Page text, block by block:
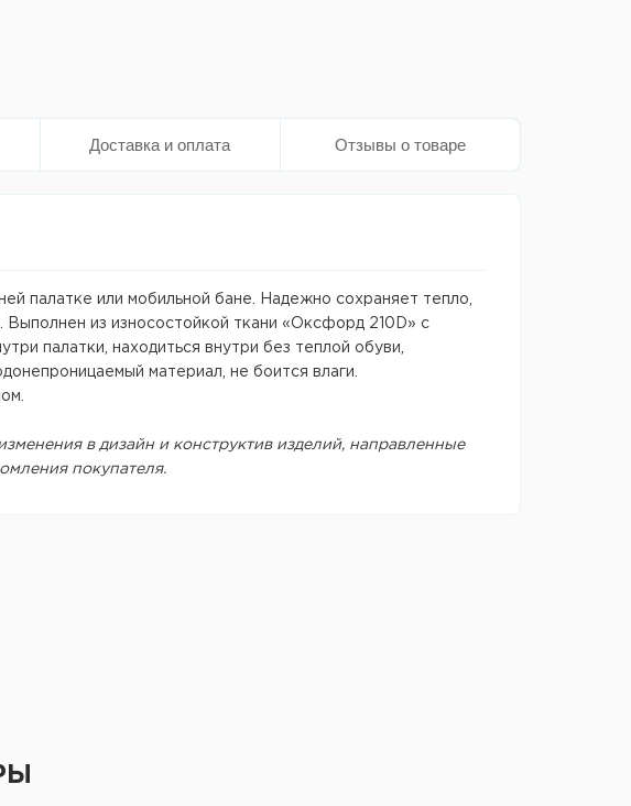
Доставка и оплата Отзывы о товаре
палатке или мобильной бане. Надежно сохраняет тепло,
Выполнен из износостойкой ткани «Оксфорд 210D» с
палатки, находиться внутри без теплой обуви,
материал, не боится влаги.
в дизайн и конструктив изделий, направленные
покупателя.